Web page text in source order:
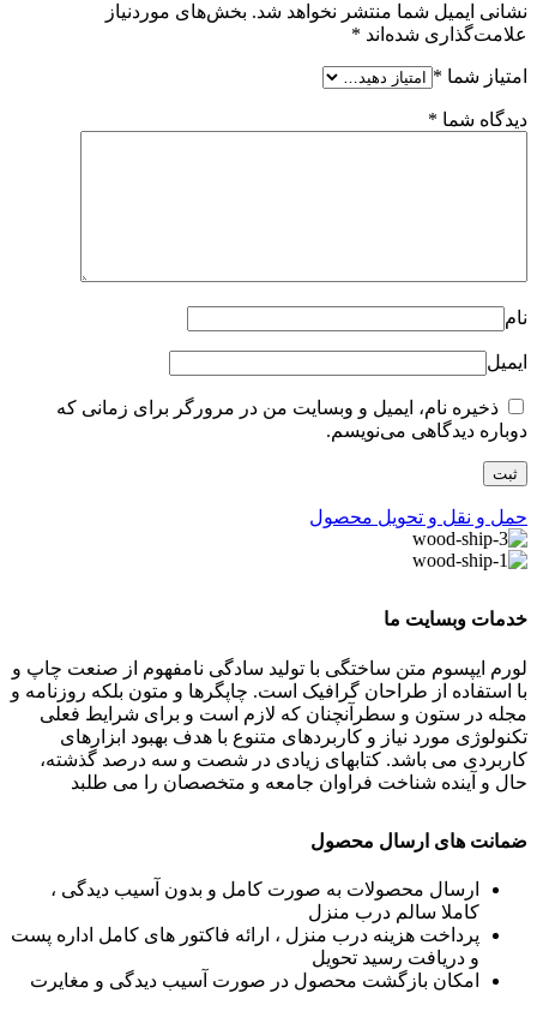
نشانی ایمیل شما منتشر نخواهد شد. بخش‌های موردنیاز
علامت‌گذاری شده‌اند *
امتیاز شما *
دیدگاه شما *
نام
ایمیل
ذخیره نام، ایمیل و وبسایت من در مرورگر برای زمانی که
دوباره دیدگاهی می‌نویسم.
حمل و نقل و تحویل محصول
خدمات وبسایت ما
لورم ایپسوم متن ساختگی با تولید سادگی نامفهوم از صنعت چاپ و
با استفاده از طراحان گرافیک است. چاپگرها و متون بلکه روزنامه و
مجله در ستون و سطرآنچنان که لازم است و برای شرایط فعلی
تکنولوژی مورد نیاز و کاربردهای متنوع با هدف بهبود ابزارهای
کاربردی می باشد. کتابهای زیادی در شصت و سه درصد گذشته،
حال و آینده شناخت فراوان جامعه و متخصصان را می طلبد
ضمانت های ارسال محصول
ارسال محصولات به صورت کامل و بدون آسیب دیدگی ،
کاملا سالم درب منزل
پرداخت هزینه درب منزل ، ارائه فاکتور های کامل اداره پست
و دریافت رسید تحویل
امکان بازگشت محصول در صورت آسیب دیدگی و مغایرت